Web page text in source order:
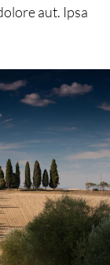
aut. Ipsa